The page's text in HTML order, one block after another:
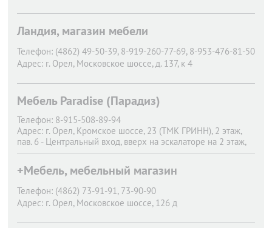
Ландия, магазин мебели
Телефон: (4862) 49-50-39, 8-919-260-77-69, 8-953-476-81-50
Адрес: г. Орел, Московское шоссе, д. 137, к 4
Мебель Paradise (Парадиз)
Телефон: 8-915-508-89-94
Адрес: г. Орел, Кромское шоссе, 23 (ТМК ГРИНН), 2 этаж,
пав. 6 - Центральный вход, вверх на эскалаторе на 2 этаж,
по правой стороне от эскалатора выставочный зал
“Геометрия Кухни”
+Мебель, мебельный магазин
Телефон: (4862) 73-91-91, 73-90-90
Адрес: г. Орел, Московское шоссе, 126 д